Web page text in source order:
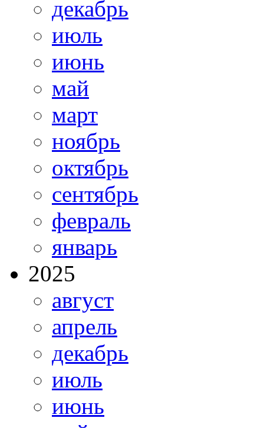
декабрь
июль
июнь
май
март
ноябрь
октябрь
сентябрь
февраль
январь
2025
август
апрель
декабрь
июль
июнь